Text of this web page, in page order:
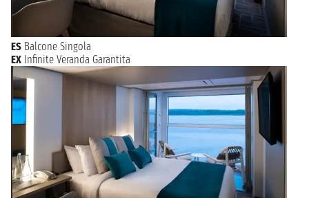
ES Balcone Singola
EX Infinite Veranda Garantita